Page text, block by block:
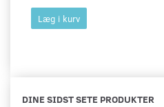
Læg i kurv
DINE SIDST SETE PRODUKTER